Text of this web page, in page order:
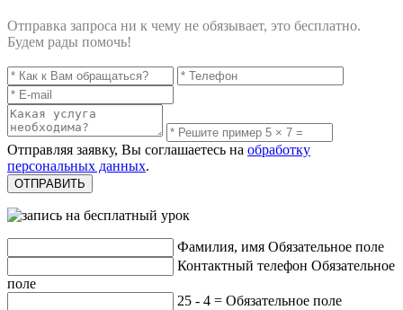
Отправка запроса ни к чему не обязывает, это бесплатно.
Будем рады помочь!
Отправляя заявку, Вы соглашаетесь на обработку
персональных данных.
Фамилия, имя Обязательное поле
Контактный телефон Обязательное
поле
25 - 4 = Обязательное поле